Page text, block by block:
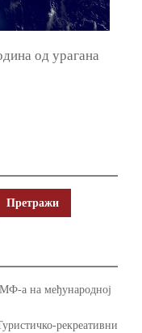
од урагана
а на међународној
рекреативни